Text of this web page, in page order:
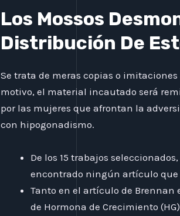
Los Mossos
Distribución De
Se trata de meras copias o
motivo, el material incautado será
por las mujeres que afrontan la
con hipogonadismo.
De los 15 trabajos
encontrado ningún artículo
Tanto en el artículo de Brennan
de Hormona de Crecimiento